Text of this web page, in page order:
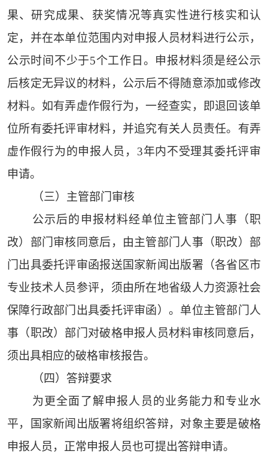
果、研究成果、获奖情况等真实性进行核实和认
定，并在本单位范围内对申报人员材料进行公示，
公示时间不少于5个工作日。申报材料须是经公示
后核定无异议的材料，公示后不得随意添加或修改
材料。如有弄虚作假行为，一经查实，即退回该单
位所有委托评审材料，并追究有关人员责任。有弄
虚作假行为的申报人员，3年内不受理其委托评审
申请。
（三）主管部门审核
公示后的申报材料经单位主管部门人事（职
改）部门审核同意后，由主管部门人事（职改）部
门出具委托评审函报送国家新闻出版署（各省区市
专业技术人员参评，须由所在地省级人力资源社会
保障行政部门出具委托评审函）。单位主管部门人
事（职改）部门对破格申报人员材料审核同意后，
须出具相应的破格审核报告。
（四）答辩要求
为更全面了解申报人员的业务能力和专业水
平，国家新闻出版署将组织答辩，对象主要是破格
申报人员，正常申报人员也可提出答辩申请。